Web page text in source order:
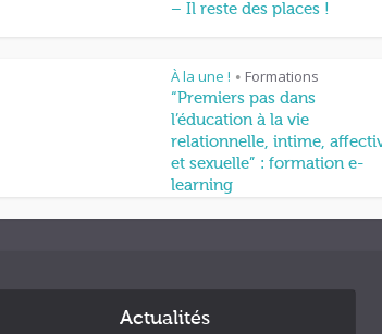
– Il reste des places !
À la une ! • Formations
“Premiers pas dans
l’éducation à la vie
relationnelle, intime,
et sexuelle” : formation e-
learning
Actualités